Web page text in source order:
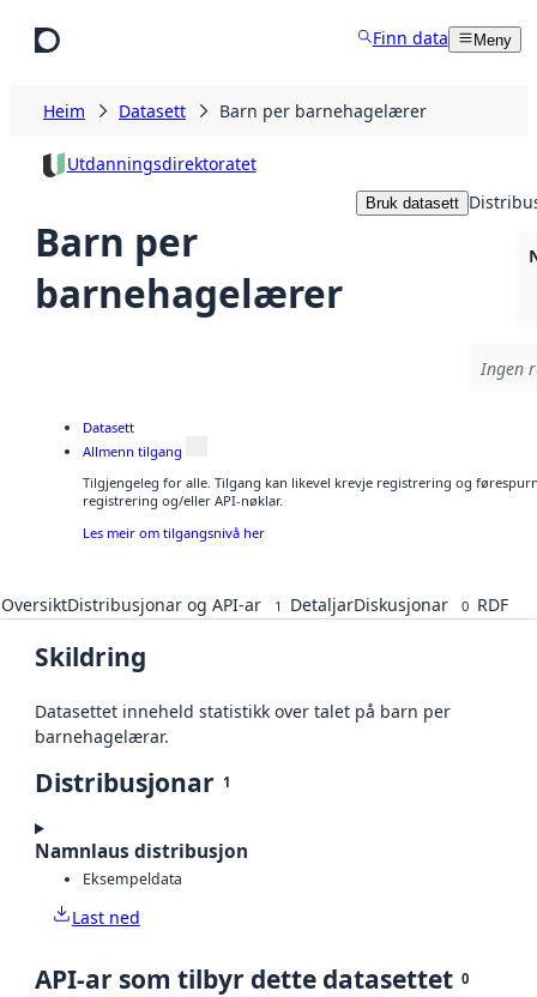
Finn data Meny
Heim Datasett Barn per barnehagelærer
Utdanningsdirektoratet
Barn per
barnehagelærer
Bruk datasett
Ingen
Datasett
Allmenn tilgang
Tilgjengeleg for alle. Tilgang kan likevel krevje registrering og
registrering og/eller API-nøklar.
Les meir om tilgangsnivå her
OversiktDistribusjonar og API-ar 1 DetaljarDiskusjonar 0 RDF
Skildring
Datasettet inneheld statistikk over talet på barn per
barnehagelærar.
Distribusjonar 1
Namnlaus distribusjon
Eksempeldata
Last ned
API-ar som tilbyr dette datasettet 0